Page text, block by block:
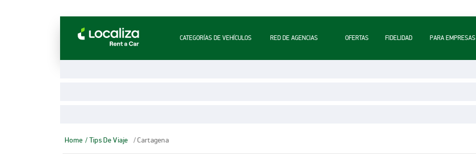
CATEGORÍAS DE VEHÍCULOS
RED DE AGENCIAS OFERTAS FIDELIDAD PARA EMPRESAS
Home / Tips De Viaje / Cartagena